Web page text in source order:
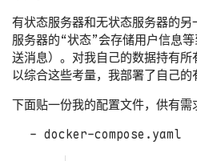
有状态服务器和无状态服务器的
服务器的“状态”会存储用户信息
送消息）。对我自己的数据持有
以综合这些考量，我部署了自己的
下面贴一份我的配置文件，供有需
docker-compose.yaml